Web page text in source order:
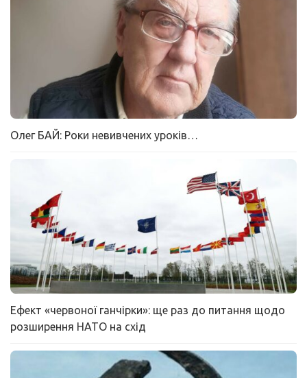
Олег БАЙ: Роки невивчених уроків…
Ефект «червоної ганчірки»: ще раз до питання щодо
розширення НАТО на схід